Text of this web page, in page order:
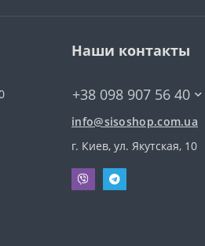
Наши контакты
+38 098 907 56 40
info@sisoshop.com.ua
г. Киев, ул. Якутская, 10